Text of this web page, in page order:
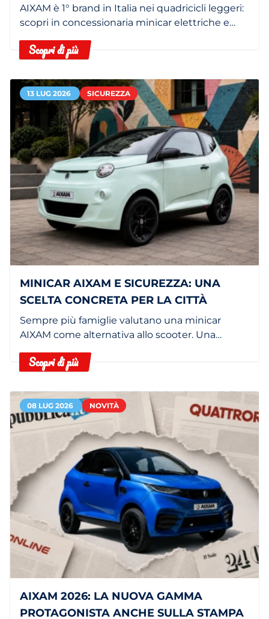
AIXAM è 1° brand in Italia nei quadricicli leggeri:
scopri in concessionaria minicar elettriche e
Scopri di più
13 LUG 2026 SICUREZZA
MINICAR AIXAM E SICUREZZA: UNA
SCELTA CONCRETA PER LA CITTÀ
Sempre più famiglie valutano una minicar
AIXAM come alternativa allo scooter. Una
autonomia.
Scopri di più
08 LUG 2026 NOVITÀ
AIXAM 2026: LA NUOVA GAMMA
PROTAGONISTA ANCHE SULLA STAMPA